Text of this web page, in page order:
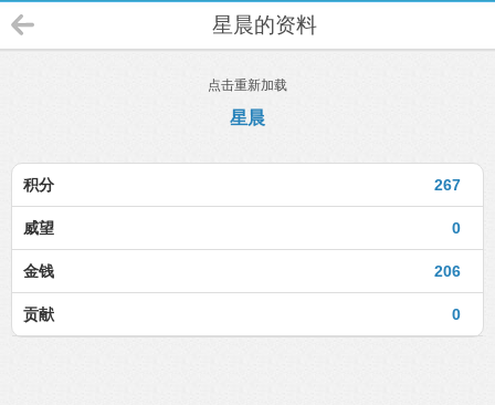
星晨的资料
点击重新加载
星晨
267
积分
0
威望
206
金钱
0
贡献